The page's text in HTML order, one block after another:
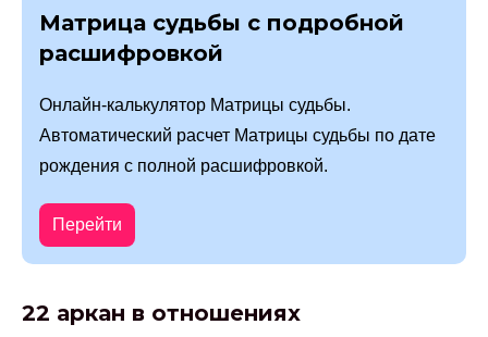
Матрица судьбы с подробной
расшифровкой
Онлайн-калькулятор Матрицы судьбы.
Автоматический расчет Матрицы судьбы по дате
рождения с полной расшифровкой.
Перейти
22 аркан в отношениях